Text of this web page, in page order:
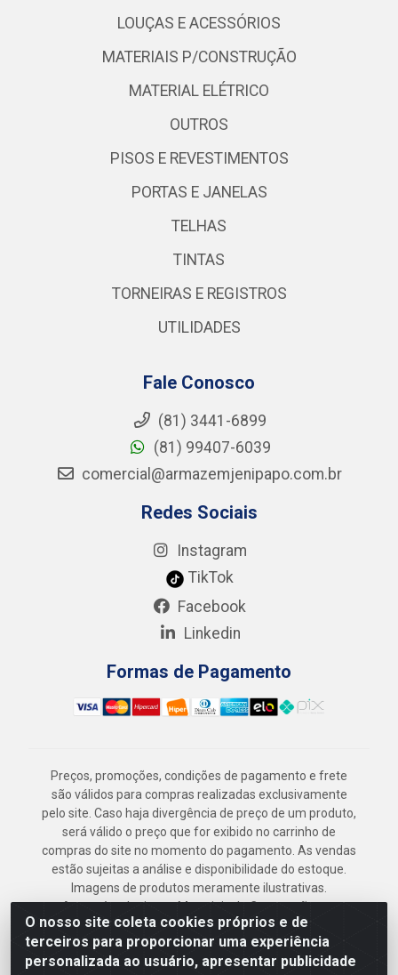
O nosso site coleta cookies próprios e de
terceiros para proporcionar uma experiência
personalizada ao usuário, apresentar publicidade
LOUÇAS E ACESSÓRIOS
MATERIAIS P/CONSTRUÇÃO
MATERIAL ELÉTRICO
OUTROS
PISOS E REVESTIMENTOS
PORTAS E JANELAS
TELHAS
TINTAS
TORNEIRAS E REGISTROS
UTILIDADES
Fale Conosco
(81) 3441-6899
(81) 99407-6039
comercial@armazemjenipapo.com.br
Redes Sociais
Instagram
TikTok
Facebook
Linkedin
Formas de Pagamento
Preços, promoções, condições de pagamento e frete
são válidos para compras realizadas exclusivamente
pelo site. Caso haja divergência de preço de um produto,
será válido o preço que for exibido no carrinho de
compras do site no momento do pagamento. As vendas
estão sujeitas a análise e disponibilidade do estoque.
Imagens de produtos meramente ilustrativas.
Armazém Jenipapo Materiais de Construção em
Geral LTDA - Rua das Flores, 2691 - Guabiraba,
Recife/PE - CEP 52.291-630 - CNPJ
41.097.379/0001-